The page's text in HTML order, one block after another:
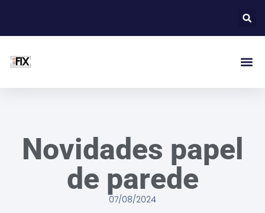
Novidades papel
de parede
07/08/2024